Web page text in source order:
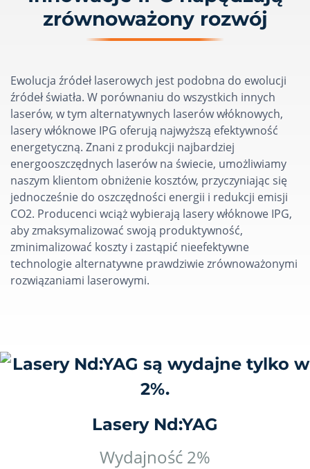
zrównoważony rozwój
Ewolucja źródeł laserowych jest podobna do ewolucji
źródeł światła. W porównaniu do wszystkich innych
laserów, w tym alternatywnych laserów włóknowych,
lasery włóknowe IPG oferują najwyższą efektywność
energetyczną. Znani z produkcji najbardziej
energooszczędnych laserów na świecie, umożliwiamy
naszym klientom obniżenie kosztów, przyczyniając się
jednocześnie do oszczędności energii i redukcji emisji
CO2. Producenci wciąż wybierają lasery włóknowe IPG,
aby zmaksymalizować swoją produktywność,
zminimalizować koszty i zastąpić nieefektywne
technologie alternatywne prawdziwie zrównoważonymi
rozwiązaniami laserowymi.
Lasery Nd:YAG
Wydajność 2%